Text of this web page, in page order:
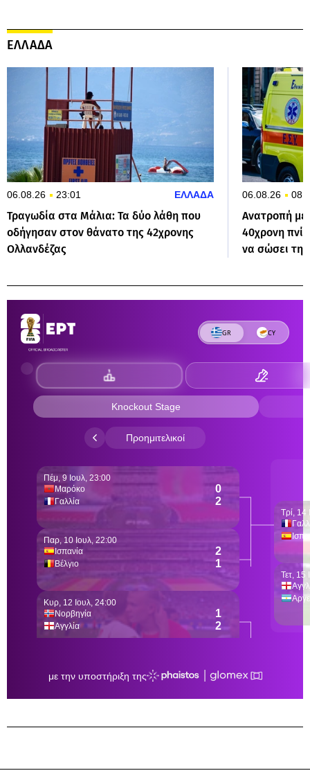
ΕΛΛΑΔΑ
06.08.26 23:01 ΕΛΛΑΔΑ
Τραγωδία στα Μάλια: Τα δύο λάθη που
οδήγησαν στον θάνατο της 42χρονης
Ολλανδέζας
06.08.26
Ανατροπή
40χρονη
να σώσει τη